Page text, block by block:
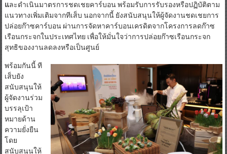
และดำเนินมาตรการชดเชยคาร์บอน พร้อมรับการรับรองหรือปฏิบัติตาม
แนวทางเพิ่มเติมจากทีเส็บ นอกจากนี้ ยังสนับสนุนให้ผู้จัดงานชดเชยการ
ปล่อยก๊าซคาร์บอน ผ่านการจัดหาคาร์บอนเครดิตจากโครงการลดก๊าซ
เรือนกระจกในประเทศไทย เพื่อให้มั่นใจว่าการปล่อยก๊าซเรือนกระจก
สุทธิของงานลดลงหรือเป็นศูนย์
พร้อมกันนี้ ที
เส็บยัง
สนับสนุนให้
ผู้จัดงานร่วม
บรรลุเป้า
หมายด้าน
ความยั่งยืน
โดย
สนับสนุนให้